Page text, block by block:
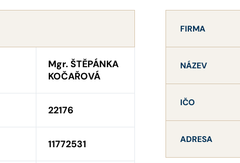
Mgr. ŠTĚPÁNKA
KOČAŘOVÁ
22176
11772531
FIRMA
NÁZEV
IČO
ADRESA